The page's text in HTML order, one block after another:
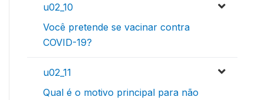
u02_10
Você pretende se vacinar contra
COVID-19?
u02_11
Qual é o motivo principal para não